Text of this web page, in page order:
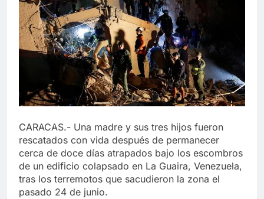
CARACAS.- Una madre y sus tres hijos fueron
rescatados con vida después de permanecer
cerca de doce días atrapados bajo los escombros
de un edificio colapsado en La Guaira, Venezuela,
tras los terremotos que sacudieron la zona el
pasado 24 de junio.